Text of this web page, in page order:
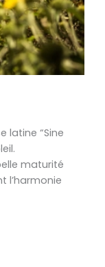
latine “Sine
maturité
l’harmonie